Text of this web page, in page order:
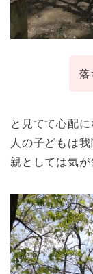
落
と見てて心配
人の子どもは
親としては気が